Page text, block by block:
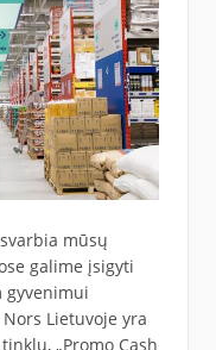
mūsų
galime įsigyti
gyvenimui
Lietuvoje yra
„Promo Cash